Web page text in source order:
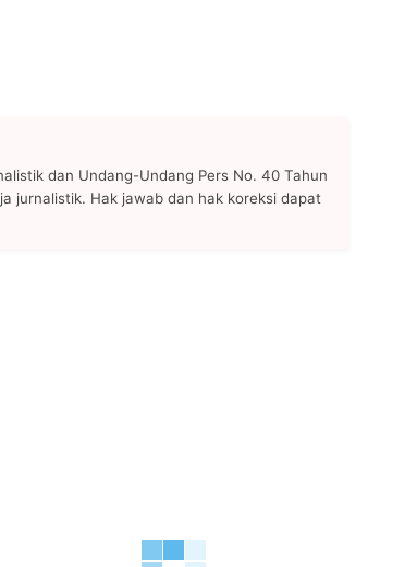
dan Undang-Undang Pers No. 40 Tahun
jurnalistik. Hak jawab dan hak koreksi dapat